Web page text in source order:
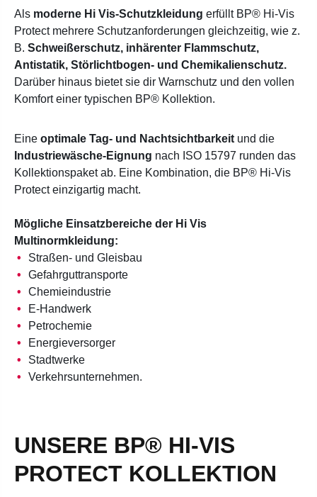
Als moderne Hi Vis-Schutzkleidung erfüllt BP® Hi-Vis
Protect mehrere Schutzanforderungen gleichzeitig, wie z.
B. Schweißerschutz, inhärenter Flammschutz,
Antistatik, Störlichtbogen- und Chemikalienschutz.
Darüber hinaus bietet sie dir Warnschutz und den vollen
Komfort einer typischen BP® Kollektion.
Eine optimale Tag- und Nachtsichtbarkeit und die
Industriewäsche-Eignung nach ISO 15797 runden das
Kollektionspaket ab. Eine Kombination, die BP® Hi-Vis
Protect einzigartig macht.
Mögliche Einsatzbereiche der Hi Vis
Multinormkleidung:
Straßen- und Gleisbau
Gefahrguttransporte
Chemieindustrie
E-Handwerk
Petrochemie
Energieversorger
Stadtwerke
Verkehrsunternehmen.
UNSERE BP® HI-VIS
PROTECT KOLLEKTION